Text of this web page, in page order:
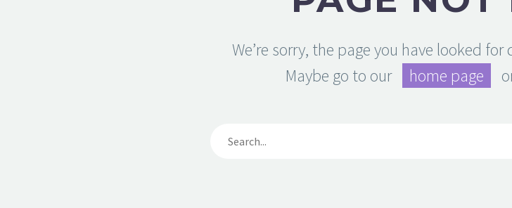
We’re sorry, the page you have looked
Maybe go to our
home page